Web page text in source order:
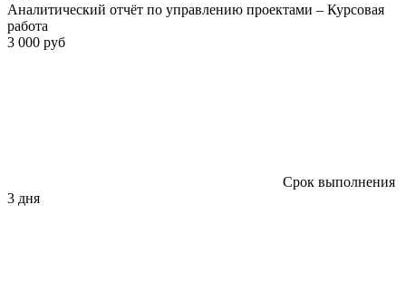
Аналитический отчёт по управлению проектами – Курсовая
работа
3 000 руб
Срок выполнения
3 дня